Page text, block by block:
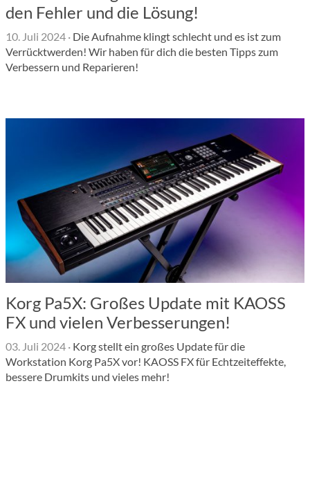
den Fehler und die Lösung!
10. Juli 2024 · Die Aufnahme klingt schlecht und es ist zum
Verrücktwerden! Wir haben für dich die besten Tipps zum
Verbessern und Reparieren!
Korg Pa5X: Großes Update mit KAOSS
FX und vielen Verbesserungen!
03. Juli 2024 · Korg stellt ein großes Update für die
Workstation Korg Pa5X vor! KAOSS FX für Echtzeiteffekte,
bessere Drumkits und vieles mehr!